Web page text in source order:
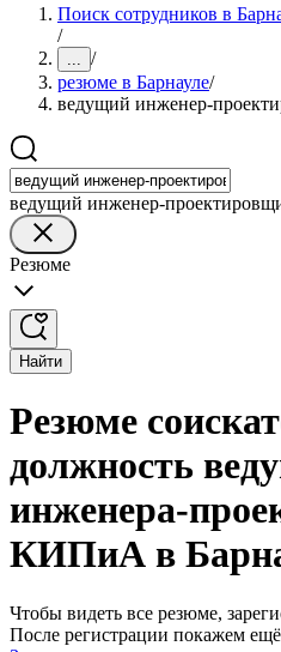
Поиск сотрудников в
/
... /
резюме в Барнауле/
ведущий инженер-
ведущий инженер-
Резюме
Найти
Резюме
должность
инженера-
КИПиА в
Чтобы видеть все резюме,
После регистрации покажем